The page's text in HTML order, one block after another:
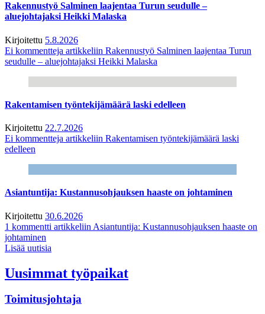
Rakennustyö Salminen laajentaa Turun seudulle –
aluejohtajaksi Heikki Malaska
Kirjoitettu 5.8.2026
Ei kommentteja artikkeliin Rakennustyö Salminen laajentaa Turun
seudulle – aluejohtajaksi Heikki Malaska
Rakentamisen työntekijämäärä laski edelleen
Kirjoitettu 22.7.2026
Ei kommentteja artikkeliin Rakentamisen työntekijämäärä laski
edelleen
Asiantuntija: Kustannusohjauksen haaste on johtaminen
Kirjoitettu 30.6.2026
1 kommentti artikkeliin Asiantuntija: Kustannusohjauksen haaste on
johtaminen
Lisää uutisia
Uusimmat työpaikat
Toimitusjohtaja